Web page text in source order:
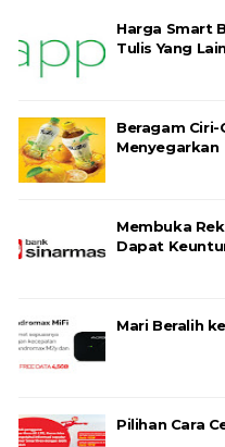
Harga Smart
Tulis Yang Lain
Beragam Ciri-
Menyegarkan
Membuka
Dapat
Mari Beralih
Pilihan Cara